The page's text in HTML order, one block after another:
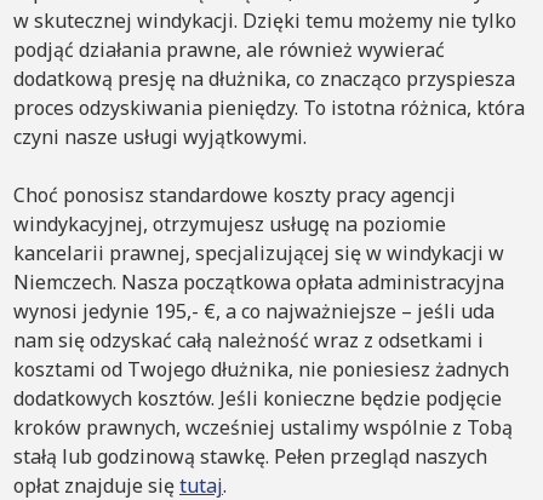
w skutecznej windykacji. Dzięki temu możemy nie tylko
podjąć działania prawne, ale również wywierać
dodatkową presję na dłużnika, co znacząco przyspiesza
proces odzyskiwania pieniędzy. To istotna różnica, która
czyni nasze usługi wyjątkowymi.
Choć ponosisz standardowe koszty pracy agencji
windykacyjnej, otrzymujesz usługę na poziomie
kancelarii prawnej, specjalizującej się w windykacji w
Niemczech. Nasza początkowa opłata administracyjna
wynosi jedynie 195,- €, a co najważniejsze – jeśli uda
nam się odzyskać całą należność wraz z odsetkami i
kosztami od Twojego dłużnika, nie poniesiesz żadnych
dodatkowych kosztów. Jeśli konieczne będzie podjęcie
kroków prawnych, wcześniej ustalimy wspólnie z Tobą
stałą lub godzinową stawkę. Pełen przegląd naszych
opłat znajduje siętutaj.